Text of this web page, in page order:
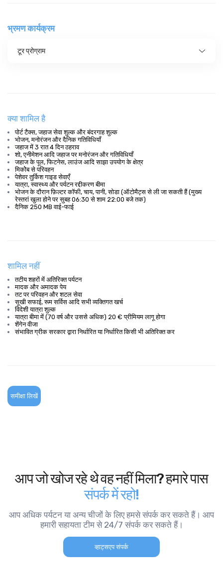
भ्रमण कार्यक्रम
टूर प्रोग्राम
क्या शामिल है
पोर्ट टैक्स, जहाज सेवा शुल्क और बंदरगाह शुल्क
भोजन, मनोरंजन और दैनिक गतिविधियाँ
जहाज में 3 रात 4 दिन ठहराव
शो, एनीमेशन आदि जहाज पर मनोरंजन और गतिविधियाँ
जहाज के पूल, फिटनेस, लाउंज आदि साझा उपयोग के क्षेत्र
मिकोेब से परिवहन
पेशेवर तुर्किश गाइड सेवाएँ
यात्रा, स्वास्थ्य और पर्यटन रद्दीकरण बीमा
भोजन के दौरान फ़िल्टर कॉफी, चाय, पानी, सोडा (ऑटोमैट्स से ली जा सकती हैं (मुख्य
रेस्तरां खुला होने पर सुबह 06:30 से शाम 22:00 बजे तक)
दैनिक 250 MB वाई-फाई
शामिल नहीं
तटीय शहरों में अतिरिक्त पर्यटन
मादक और अमादक पेय
तट पर परिवहन और शटल सेवा
सूखी सफाई, रूम सर्विस आदि सभी व्यक्तिगत खर्च
विदेशी यात्रा शुल्क
यात्रा बीमा में (70 वर्ष और उससे अधिक) 20 € प्रीमियम लागू होगा
शेंगेन वीजा
संभावित ग्रीक सरकार द्वारा निर्धारित या निर्धारित किसी भी अतिरिक्त कर
समीक्षा लिखें
आप जो खोज रहे थे वह नहीं मिला? हमारे पास
संपर्क में रहो!
आप अधिक पर्यटन या अन्य चीजों के लिए हमसे संपर्क कर सकते हैं। आप
हमारी सहायता टीम से 24/7 संपर्क कर सकते हैं।
व्हाट्सएप संपर्क